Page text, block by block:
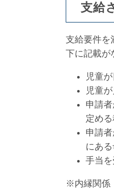
支給
支給要件を
下に記載が
児童
児童
申請
定め
申請
にあ
手当
※内縁関係